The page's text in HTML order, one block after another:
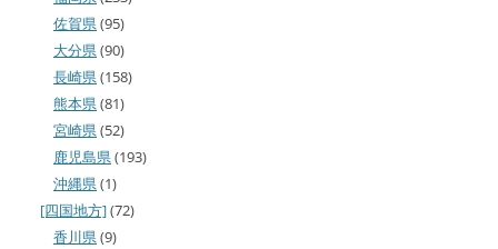
佐賀県(95)
大分県(90)
長崎県(158)
熊本県(81)
宮崎県(52)
鹿児島県(193)
沖縄県(1)
[四国地方](72)
香川県(9)